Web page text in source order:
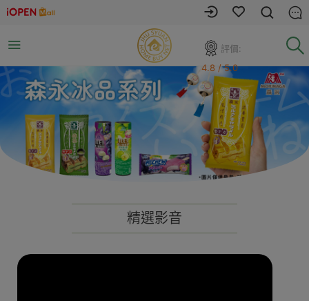
評價:
4.8 / 5.0
精選影音